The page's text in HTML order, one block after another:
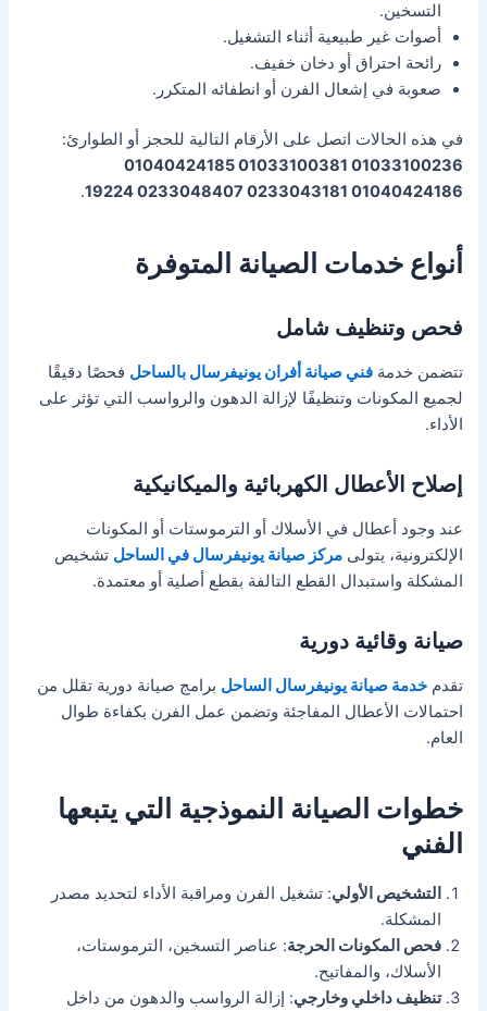
التسخين.
أصوات غير طبيعية أثناء التشغيل.
رائحة احتراق أو دخان خفيف.
صعوبة في إشعال الفرن أو انطفائه المتكرر.
في هذه الحالات اتصل على الأرقام التالية للحجز أو الطوارئ:
01033100236 01033100381 01040424185
01040424186 0233043181 0233048407 19224
.
أنواع خدمات الصيانة المتوفرة
فحص وتنظيف شامل
تتضمن خدمةفني صيانة أفران يونيفرسال بالساحل فحصًا دقيقًا
لجميع المكونات وتنظيفًا لإزالة الدهون والرواسب التي تؤثر على
الأداء.
إصلاح الأعطال الكهربائية والميكانيكية
عند وجود أعطال في الأسلاك أو الترموستات أو المكونات
الإلكترونية، يتولىمركز صيانة يونيفرسال في الساحل تشخيص
المشكلة واستبدال القطع التالفة بقطع أصلية أو معتمدة.
صيانة وقائية دورية
تقدمخدمة صيانة يونيفرسال الساحل برامج صيانة دورية تقلل من
احتمالات الأعطال المفاجئة وتضمن عمل الفرن بكفاءة طوال
العام.
خطوات الصيانة النموذجية التي يتبعها
الفني
التشخيص الأولي: تشغيل الفرن ومراقبة الأداء لتحديد مصدر
المشكلة.
فحص المكونات الحرجة: عناصر التسخين، الترموستات،
الأسلاك، والمفاتيح.
تنظيف داخلي وخارجي: إزالة الرواسب والدهون من داخل